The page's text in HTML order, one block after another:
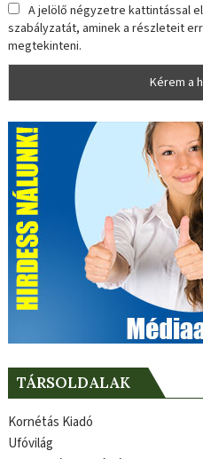
A jelölő négyzetre kattintással
szabályzatát, aminek a részleteit
megtekinteni.
TÁRSOLDALAK
Kornétás Kiadó
Ufóvilág